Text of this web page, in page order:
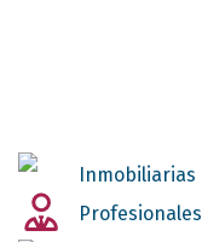
Inmobiliarias
Profesionales